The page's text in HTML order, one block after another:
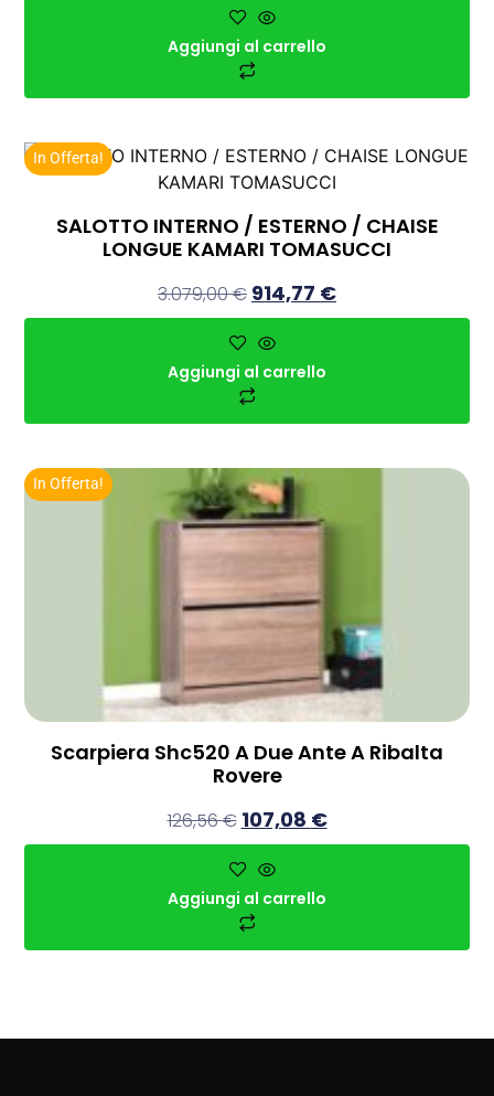
Aggiungi al carrello
In Offerta!
SALOTTO INTERNO / ESTERNO / CHAISE
LONGUE KAMARI TOMASUCCI
3.079,00€ 914,77 €
Aggiungi al carrello
In Offerta!
Scarpiera Shc520 A Due Ante A Ribalta
Rovere
126,56€ 107,08 €
Aggiungi al carrello